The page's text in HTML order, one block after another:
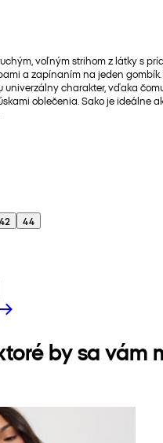
voľným strihom z látky s
a zapínaním na jeden
univerzálny charakter, vďaka
oblečenia. Sako je ideálne
42
44
by sa vám